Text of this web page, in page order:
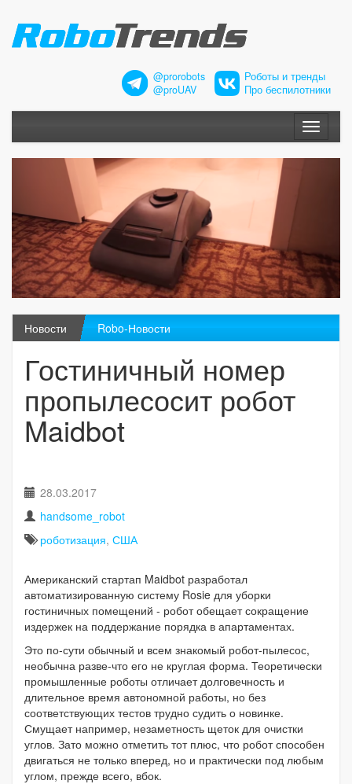
@prorobots
@proUAV
Роботы и тренды
Про беспилотники
Меню
Новости Robo-Новости
Гостиничный номер
пропылесосит робот
Maidbot
28.03.2017
handsome_robot
роботизация, США
Американский стартап Maidbot разработал
автоматизированную систему Rosie для уборки
гостиничных помещений - робот обещает сокращение
издержек на поддержание порядка в апартаментах.
Это по-сути обычный и всем знакомый робот-пылесос,
необычна разве-что его не круглая форма. Теоретически
промышленные роботы отличает долговечность и
длительное время автономной работы, но без
соответствующих тестов трудно судить о новинке.
Смущает например, незаметность щеток для очистки
углов. Зато можно отметить тот плюс, что робот способен
двигаться не только вперед, но и практически под любым
углом, прежде всего, вбок.